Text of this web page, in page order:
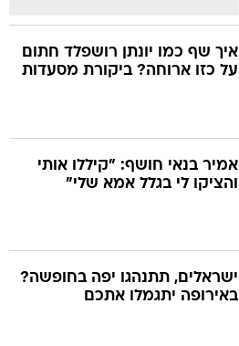
איך שף כמו יונתן רושפלד חתום
על כזו ארוחה? ביקורת מסעדות
אמיר בנאי חושף: "קיללו אותי
והציקו לי בגלל אמא שלי"
ישראלים, תתנהגו יפה בחופשה?
באירופה יתגמלו אתכם